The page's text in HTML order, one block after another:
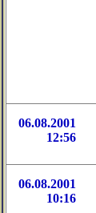
06.08.2001
12:56
06.08.2001
10:16